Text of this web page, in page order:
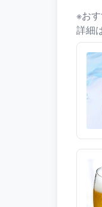
※お
詳細